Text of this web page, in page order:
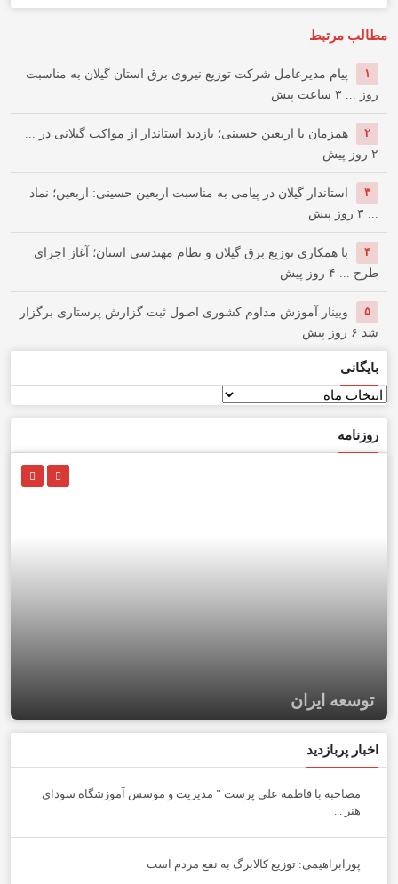
مطالب مرتبط
۱
پیام مدیرعامل شركت توزیع نیروی برق استان گیلان به مناسبت
روز ... ۳ ساعت پیش
۲
همزمان با اربعین حسینی؛ بازدید استاندار از مواکب گیلانی در ...
۲ روز پیش
۳
استاندار گیلان در پیامی به مناسبت اربعین حسینی: اربعین؛ نماد
۳ روز پیش
۴
با همکاری توزیع برق گیلان و نظام مهندسی استان؛ آغاز اجرای
طرح ... ۴ روز پیش
۵
وبینار آموزش مداوم کشوری اصول ثبت گزارش پرستاری برگزار
شد ۶ روز پیش
بایگانی
بایگانی
روزنامه
توسعه ایران
اخبار پربازدید
مصاحبه با فاطمه علی پرست ” مدیریت و موسس آموزشگاه سودای
هنر ...
پورابراهیمی: توزیع کالابرگ به نفع مردم است